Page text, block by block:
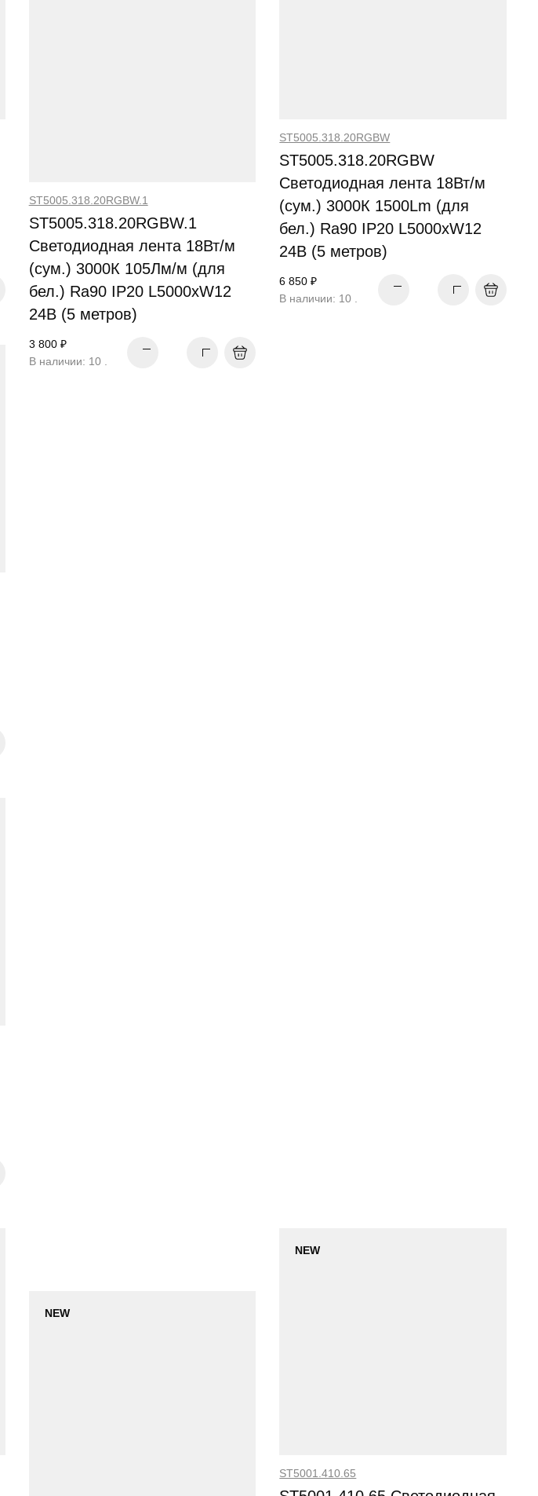
ST5005.318.20RGBW.1
ST5005.318.20RGBW.1
Светодиодная лента 18Вт/м
(сум.) 3000К 105Лм/м (для
бел.) Ra90 IP20 L5000xW12
24В (5 метров)
3 800 ₽
В наличии: 10 .
ST5005.318.20RGBW
ST5005.318.20RGBW
Светодиодная лента 18Вт/м
(сум.) 3000К 1500Lm (для
бел.) Ra90 IP20 L5000xW12
24В (5 метров)
6 850 ₽
В наличии: 10 .
NEW
NEW
ST5001.410.65